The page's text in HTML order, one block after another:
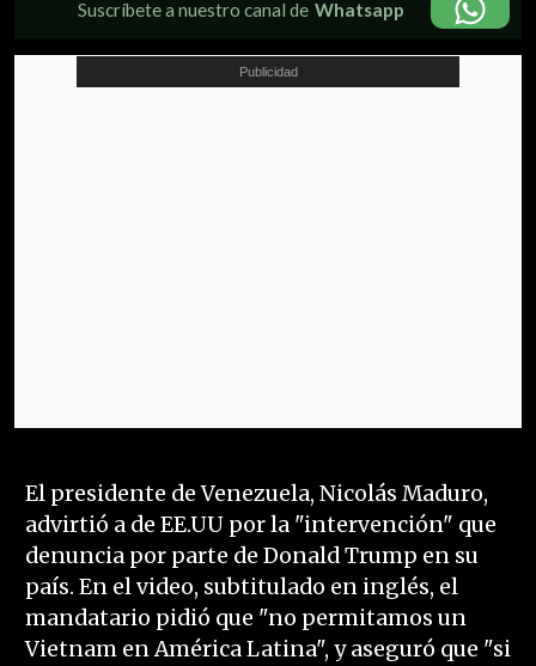
Suscríbete a nuestro canal de Whatsapp
El presidente de Venezuela, Nicolás Maduro,
advirtió a de EE.UU por la "intervención" que
denuncia por parte de Donald Trump en su
país. En el video, subtitulado en inglés, el
mandatario pidió que "no permitamos un
Vietnam en América Latina", y aseguró que "si